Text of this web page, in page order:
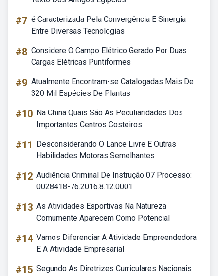
#7 é Caracterizada Pela Convergência E Sinergia
Entre Diversas Tecnologias
#8 Considere O Campo Elétrico Gerado Por Duas
Cargas Elétricas Puntiformes
#9 Atualmente Encontram-se Catalogadas Mais De
320 Mil Espécies De Plantas
#10 Na China Quais São As Peculiaridades Dos
Importantes Centros Costeiros
#11
Desconsiderando O Lance Livre E Outras
Habilidades Motoras Semelhantes
#12 Audiência Criminal De Instrução 07 Processo:
0028418-76.2016.8.12.0001
#13 As Atividades Esportivas Na Natureza
Comumente Aparecem Como Potencial
#14 Vamos Diferenciar A Atividade Empreendedora
E A Atividade Empresarial
#15 Segundo As Diretrizes Curriculares Nacionais